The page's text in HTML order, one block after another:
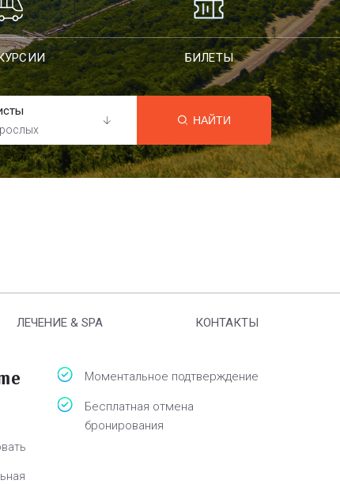
БИЛЕТЫ
НАЙТИ
ЛЕЧЕНИЕ & SPA КОНТАКТЫ
Моментальное подтверждение
Бесплатная отмена
бронирования